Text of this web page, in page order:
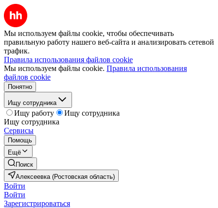
Мы используем файлы cookie, чтобы обеспечивать
правильную работу нашего веб-сайта и анализировать сетевой
трафик.
Правила использования файлов cookie
Мы используем файлы cookie. Правила использования
файлов cookie
Понятно
Ищу сотрудника
Ищу работу
Ищу сотрудника
Ищу сотрудника
Сервисы
Помощь
Ещё
Поиск
Алексеевка (Ростовская область)
Войти
Войти
Зарегистрироваться